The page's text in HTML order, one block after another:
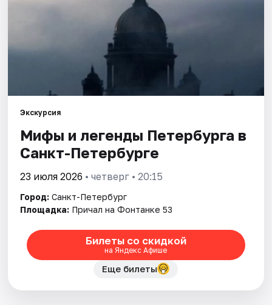
Квесты
События
Города
Площадки
Рейтинги
Экскурсия
Мифы и легенды Петербурга в
Санкт-Петербурге
23 июля 2026 • четверг • 20:15
Город: Санкт-Петербург
Площадка: Причал на Фонтанке 53
Билеты со скидкой
на Яндекс Афише
Еще билеты